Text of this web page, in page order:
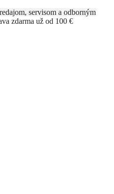
servisom a odborným
zdarma už od 100 €